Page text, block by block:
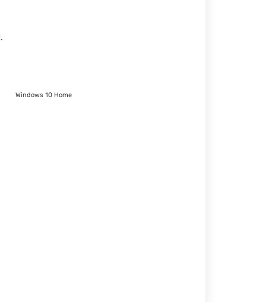
Windows 10 Home